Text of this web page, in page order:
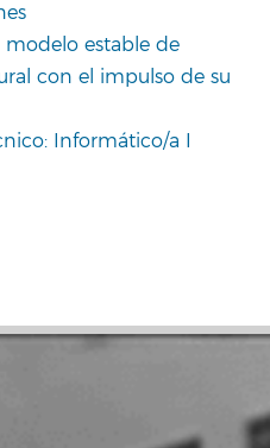
modelo estable de
con el impulso de su
Informático/a I